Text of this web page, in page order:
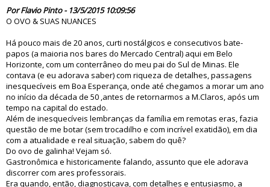
Por Flavio Pinto - 13/5/2015 10:09:56
O OVO & SUAS NUANCES
Há pouco mais de 20 anos, curti nostálgicos e consecutivos bate-
papos (a maioria nos bares do Mercado Central) aqui em Belo
Horizonte, com um conterrâneo do meu pai do Sul de Minas. Ele
contava (e eu adorava saber) com riqueza de detalhes, passagens
inesquecíveis em Boa Esperança, onde até chegamos a morar um ano
no início da década de 50 ,antes de retornarmos a M.Claros, após um
tempo na capital do estado.
Além de inesquecíveis lembranças da família em remotas eras, fazia
questão de me botar (sem trocadilho e com incrível exatidão), em dia
com a atualidade e real situação, sabem do quê?
Do ovo de galinha! Vejam só.
Gastronômica e historicamente falando, assunto que ele adorava
discorrer com ares professorais.
Era quando, então, diagnosticava, com detalhes e entusiasmo, a